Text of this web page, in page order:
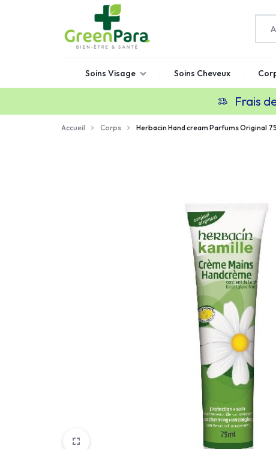
GREENPARA
Parapharmacie
Maroc
Soins Visage Soins Cheveux
Frais
Accueil Corps Herbacin Hand cream Parfums Original